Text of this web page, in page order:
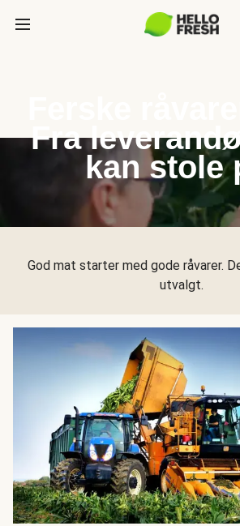
Fra
kan stole
God mat starter med gode råvarer.
utvalgt.